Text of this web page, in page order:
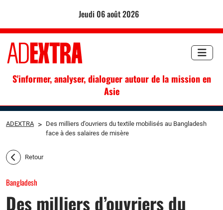
jeudi 06 août 2026
S'informer, analyser, dialoguer autour de la mission en
Asie
ADEXTRA > Des milliers d’ouvriers du textile mobilisés au Bangladesh
face à des salaires de misère
Retour
Bangladesh
Des milliers d’ouvriers du